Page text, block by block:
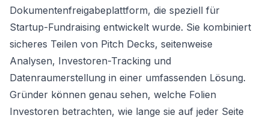
Dokumentenfreigabeplattform, die speziell für
Startup-Fundraising entwickelt wurde. Sie kombiniert
sicheres Teilen von Pitch Decks, seitenweise
Analysen, Investoren-Tracking und
Datenraumerstellung in einer umfassenden Lösung.
Gründer können genau sehen, welche Folien
Investoren betrachten, wie lange sie auf jeder Seite